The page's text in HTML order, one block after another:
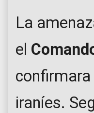
La
el
iraníes.